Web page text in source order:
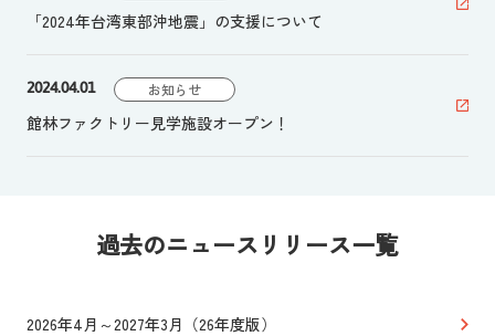
「2024年台湾東部沖地震」の支援について
2024.04.01 お知らせ
館林ファクトリー見学施設オープン！
過去のニュースリリース一覧
2026年4月～2027年3月（26年度版）